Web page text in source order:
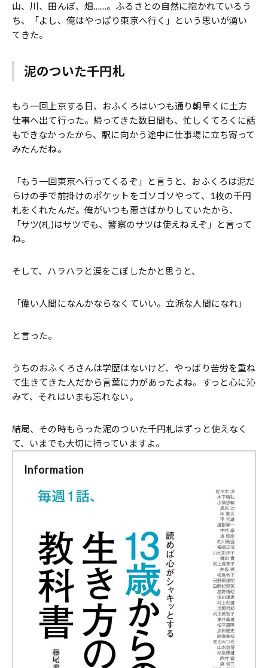
山、川、田んぼ、畑……。ふるさとの自然に抱かれているう
ち、「よし、俺はやっぱり東京へ行く」という思いが湧い
てきた。
泥のついた千円札
もう一回上京する日、おふくろはいつも通り朝早くに土方
仕事へ出て行った。帰ってきた数日間も、忙しくてろくに話
もできなかったから、駅に向かう途中に仕事場に立ち寄って
みたんだね。
「もう一回東京へ行ってくるぞ」と言うと、おふくろは泥だ
らけの手で前掛けのポケットをゴソゴソやって、1枚の千円
札をくれたんだ。俺がいつも悪さばかりしていたから、
「サツ(札)はサツでも、警察のサツは使えねえぞ」と言って
ね。
そして、ハラハラと涙をこぼしたかと思うと、
「偉い人間になんかならなくていい。立派な人間になれ」
と言った。
うちのおふくろさんは学歴はないけど、やっぱり苦労を重ね
て生きてきた人だから言葉に力があったよね。すっと心に沁
みて、それはいまも忘れない。
結局、その時もらった泥のついた千円札はずっと使えなく
て、いまでも大切に持っていますよ。
Information